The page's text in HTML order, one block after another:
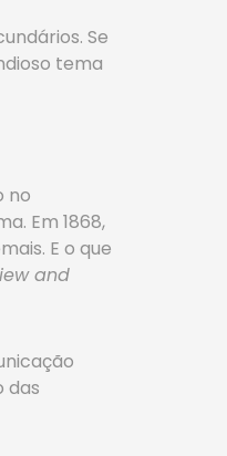
Se
tema
no
Em 1868,
E o que
and
das